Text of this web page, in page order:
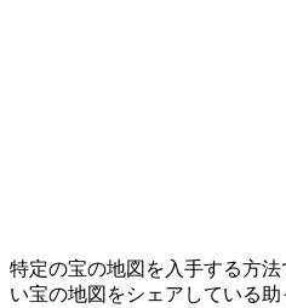
特定の宝の地図を入手する方
い宝の地図をシェアしている助